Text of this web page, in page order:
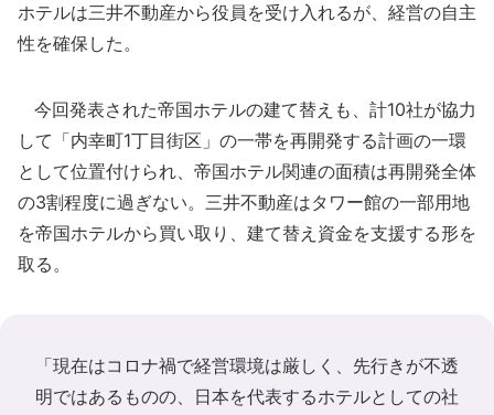
ホテルは三井不動産から役員を受け入れるが、経営の自主
性を確保した。
今回発表された帝国ホテルの建て替えも、計10社が協力
して「内幸町1丁目街区」の一帯を再開発する計画の一環
として位置付けられ、帝国ホテル関連の面積は再開発全体
の3割程度に過ぎない。三井不動産はタワー館の一部用地
を帝国ホテルから買い取り、建て替え資金を支援する形を
取る。
「現在はコロナ禍で経営環境は厳しく、先行きが不透
明ではあるものの、日本を代表するホテルとしての社